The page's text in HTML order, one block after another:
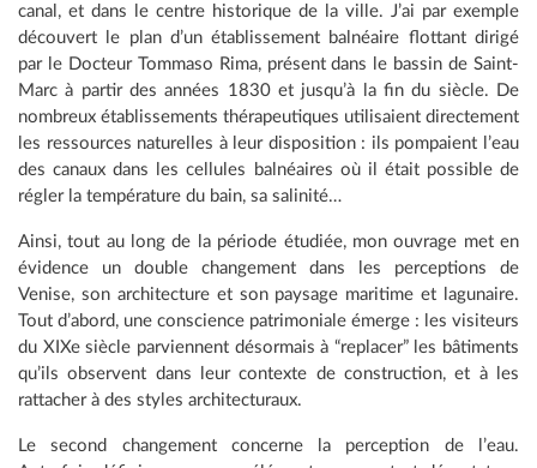
canal, et dans le centre historique de la ville. J’ai par exemple
découvert le plan d’un établissement balnéaire flottant dirigé
par le Docteur Tommaso Rima, présent dans le bassin de Saint-
Marc à partir des années 1830 et jusqu’à la fin du siècle. De
nombreux établissements thérapeutiques utilisaient directement
les ressources naturelles à leur disposition : ils pompaient l’eau
des canaux dans les cellules balnéaires où il était possible de
régler la température du bain, sa salinité…
Ainsi, tout au long de la période étudiée, mon ouvrage met en
évidence un double changement dans les perceptions de
Venise, son architecture et son paysage maritime et lagunaire.
Tout d’abord, une conscience patrimoniale émerge : les visiteurs
du XIXe siècle parviennent désormais à “replacer” les bâtiments
qu’ils observent dans leur contexte de construction, et à les
rattacher à des styles architecturaux.
Le second changement concerne la perception de l’eau.